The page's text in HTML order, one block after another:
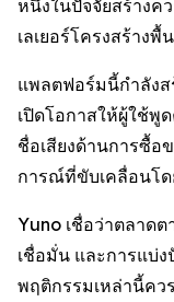
หนึ่งในปัจจัยสร้าง
เลเยอร์โครงสร้าง
แพลตฟอร์มนี้กำลัง
เปิดโอกาสให้ผู้ใช้พู
ชื่อเสียงด้านการซื้อ
การณ์ที่ขับเคลื่อนโ
Yuno เชื่อว่าตลาด
เชื่อมั่น และการแบ่
พฤติกรรมเหล่านี้คว